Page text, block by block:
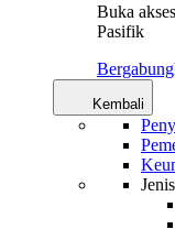
Buka
Pasifik
Kembali